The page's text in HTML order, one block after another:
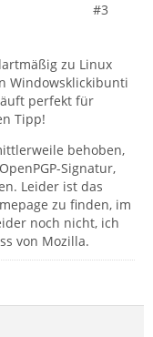
#3
zu Linux
Windowsklickibunti
perfekt für
Tipp!
behoben,
Signatur,
Leider ist das
zu finden, im
noch nicht, ich
von Mozilla.